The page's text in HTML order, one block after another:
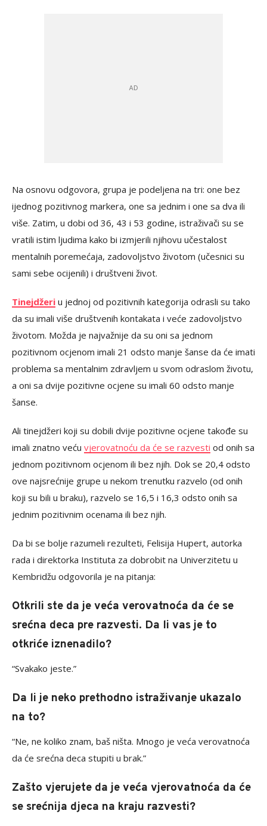
Na osnovu odgovora, grupa je podeljena na tri: one bez
ijednog pozitivnog markera, one sa jednim i one sa dva ili
više. Zatim, u dobi od 36, 43 i 53 godine, istraživači su se
vratili istim ljudima kako bi izmjerili njihovu učestalost
mentalnih poremećaja, zadovoljstvo životom (učesnici su
sami sebe ocijenili) i društveni život.
Tinejdžeri u jednoj od pozitivnih kategorija odrasli su tako
da su imali više društvenih kontakata i veće zadovoljstvo
životom. Možda je najvažnije da su oni sa jednom
pozitivnom ocjenom imali 21 odsto manje šanse da će imati
problema sa mentalnim zdravljem u svom odraslom životu,
a oni sa dvije pozitivne ocjene su imali 60 odsto manje
šanse.
Ali tinejdžeri koji su dobili dvije pozitivne ocjene takođe su
imali znatno veću vjerovatnoću da će se razvesti od onih sa
jednom pozitivnom ocjenom ili bez njih. Dok se 20,4 odsto
ove najsrećnije grupe u nekom trenutku razvelo (od onih
koji su bili u braku), razvelo se 16,5 i 16,3 odsto onih sa
jednim pozitivnim ocenama ili bez njih.
Da bi se bolje razumeli rezulteti, Felisija Hupert, autorka
rada i direktorka Instituta za dobrobit na Univerzitetu u
Kembridžu odgovorila je na pitanja:
Otkrili ste da je veća verovatnoća da će se
srećna deca pre razvesti. Da li vas je to
otkriće iznenadilo?
“Svakako jeste.”
Da li je neko prethodno istraživanje ukazalo
na to?
“Ne, ne koliko znam, baš ništa. Mnogo je veća verovatnoća
da će srećna deca stupiti u brak.”
Zašto vjerujete da je veća vjerovatnoća da će
se srećnija djeca na kraju razvesti?